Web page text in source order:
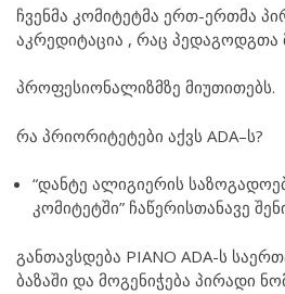
ჩვენმა კომიტეტმა ერთ-ერთმა
აკრედიტაცია , რაც
პროფესიონალიზმზე მიუთითებს.
რა პრიორიტეტები აქვს ADA–ს?
“დანტე ალიგიერის
კომიტეტში” ჩაწერისთანავე
განთავსდება PIANO ADA-ს
ბაზაში და მოგენიჭება პირადი